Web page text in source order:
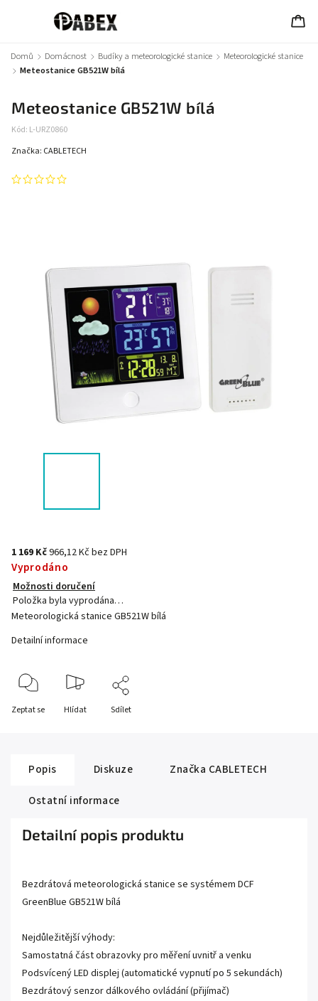
Domů / Domácnost / Budíky a meteorologické stanice / Meteorologické stanice
/ Meteostanice GB521W bílá
Meteostanice GB521W bílá
Kód: L-URZ0860
Značka: CABLETECH
1 169 Kč966,12 Kč bez DPH
Vyprodáno
Možnosti doručení
Položka byla vyprodána…
Meteorologická stanice GB521W bílá
Detailní informace
Zeptat se Hlídat Sdílet
Popis Diskuze Značka CABLETECH
Ostatní informace
Detailní popis produktu
Bezdrátová meteorologická stanice se systémem DCF
GreenBlue GB521W bílá
Nejdůležitější výhody:
Samostatná část obrazovky pro měření uvnitř a venku
Podsvícený LED displej (automatické vypnutí po 5 sekundách)
Bezdrátový senzor dálkového ovládání (přijímač)